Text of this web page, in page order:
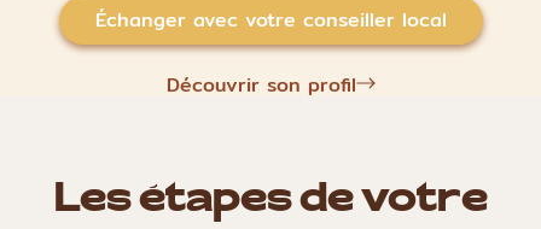
Échanger avec votre conseiller local
Découvrir son profil
Les étapes de votre